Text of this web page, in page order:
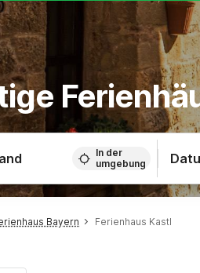
In der
umgebung
Bayern Ferienhaus Kastl